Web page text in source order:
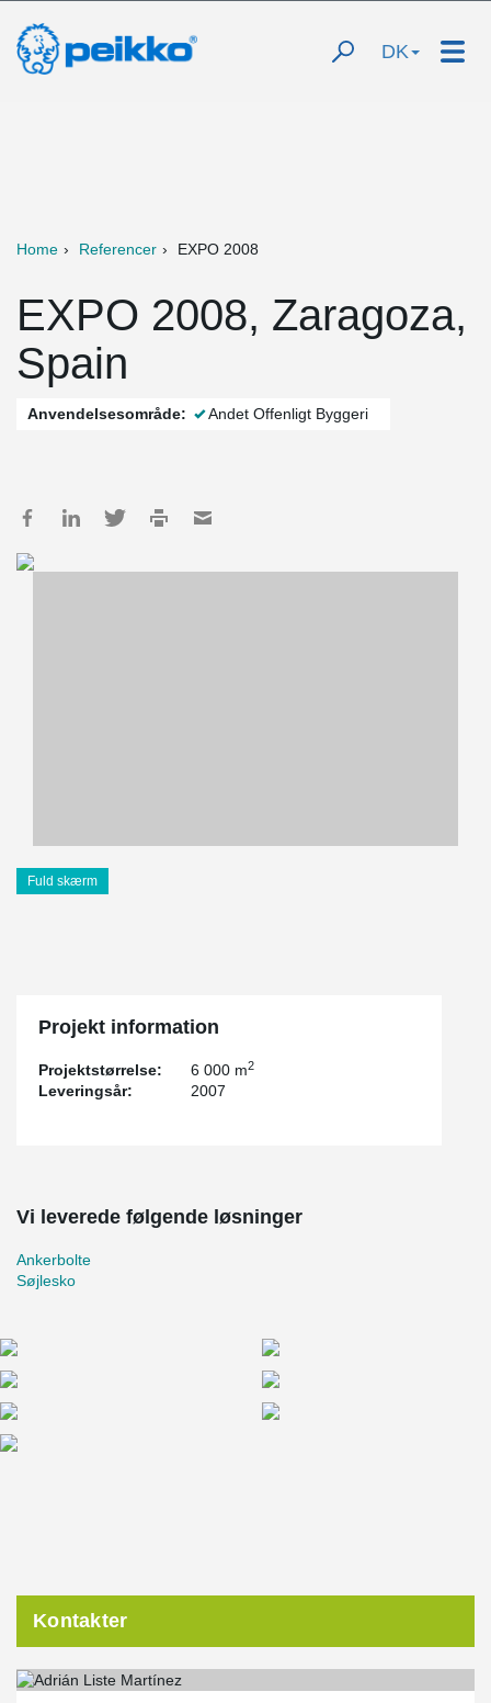
DK
Home Referencer EXPO 2008
EXPO 2008, Zaragoza,
Spain
Anvendelsesområde: Andet Offenligt Byggeri
Fuld skærm
Projekt information
Projektstørrelse: 6 000 m2
Leveringsår: 2007
Vi leverede følgende løsninger
Ankerbolte
Søjlesko
Kontakter